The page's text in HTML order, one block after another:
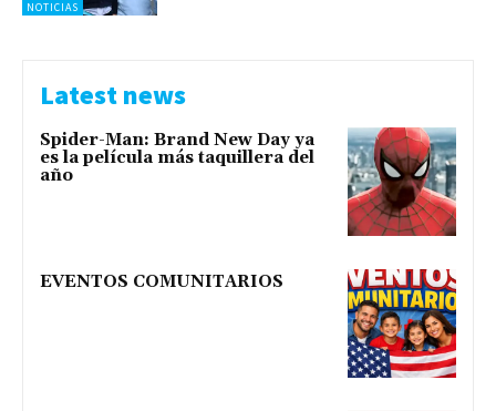
NOTICIAS
Latest news
Spider-Man: Brand New Day ya
es la película más taquillera del
año
EVENTOS COMUNITARIOS